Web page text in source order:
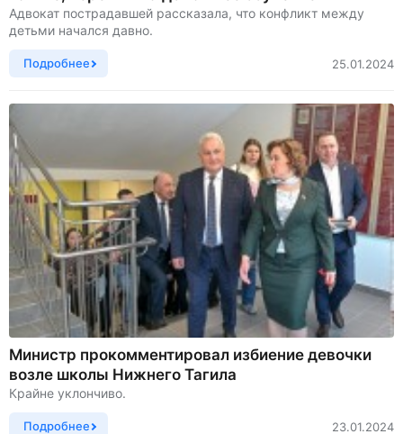
Адвокат пострадавшей рассказала, что конфликт между
детьми начался давно.
Подробнее 25.01.2024
Министр прокомментировал избиение девочки
возле школы Нижнего Тагила
Крайне уклончиво.
Подробнее 23.01.2024